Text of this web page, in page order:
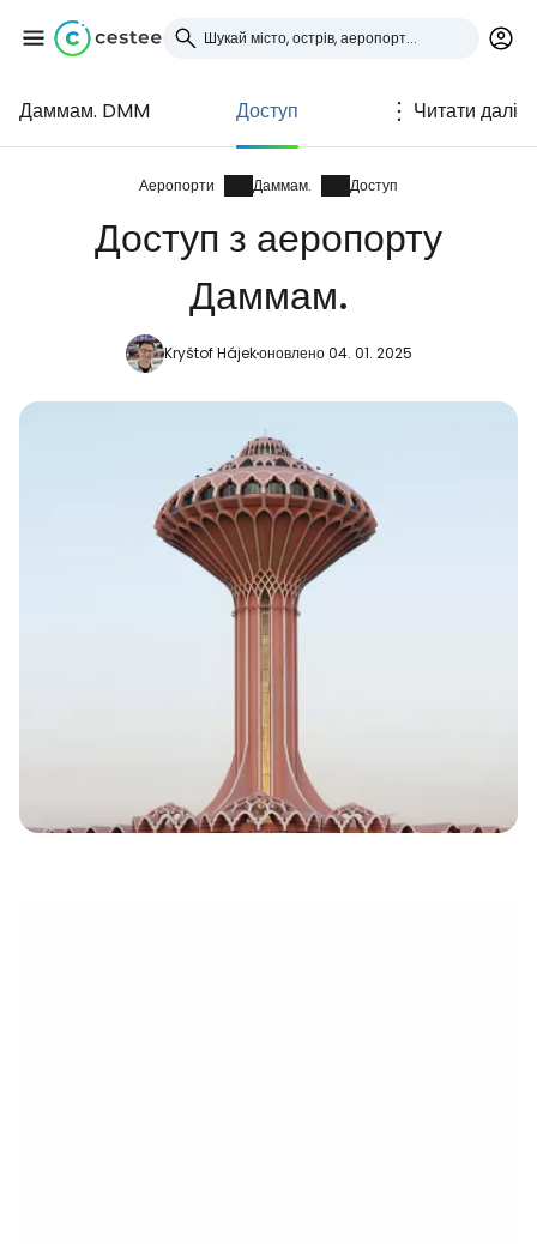
Даммам. DMM Доступ Читати далі
Аеропорти Даммам. Доступ
Доступ з аеропорту
Даммам.
Kryštof Hájekоновлено 04. 01. 2025
Увійдіть до Cestee
... світова туристична спільнота
Продовжуйте з Google
Продовжуйте у Facebook
Продовжити з email